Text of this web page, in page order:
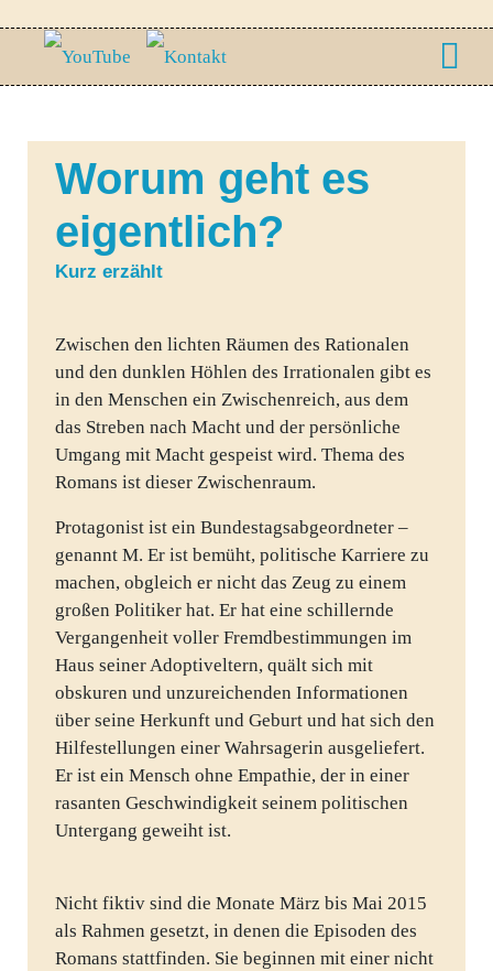
Worum geht es
eigentlich?
Kurz erzählt
Zwischen den lichten Räumen des Rationalen
und den dunklen Höhlen des Irrationalen gibt es
in den Menschen ein Zwischenreich, aus dem
das Streben nach Macht und der persönliche
Umgang mit Macht gespeist wird. Thema des
Romans ist dieser Zwischenraum.
Protagonist ist ein Bundestagsabgeordneter –
genannt M. Er ist bemüht, politische Karriere zu
machen, obgleich er nicht das Zeug zu einem
großen Politiker hat. Er hat eine schillernde
Vergangenheit voller Fremdbestimmungen im
Haus seiner Adoptiveltern, quält sich mit
obskuren und unzureichenden Informationen
über seine Herkunft und Geburt und hat sich den
Hilfestellungen einer Wahrsagerin ausgeliefert.
Er ist ein Mensch ohne Empathie, der in einer
rasanten Geschwindigkeit seinem politischen
Untergang geweiht ist.
Nicht fiktiv sind die Monate März bis Mai 2015
als Rahmen gesetzt, in denen die Episoden des
Romans stattfinden. Sie beginnen mit einer nicht